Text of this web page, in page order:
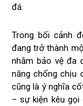
đá.
Trong bối cảnh
đang trở thành
nhằm bảo vệ đa
năng chống chịu
cũng là ý nghĩa
– sự kiện kêu gọi